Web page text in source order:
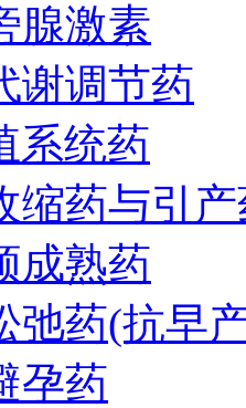
腺激素
谢调节药
系统药
缩药与引
成熟药
弛药(抗早
孕药